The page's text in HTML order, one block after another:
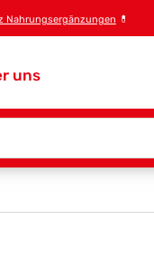
Nahrungsergänzungen 💊
uns